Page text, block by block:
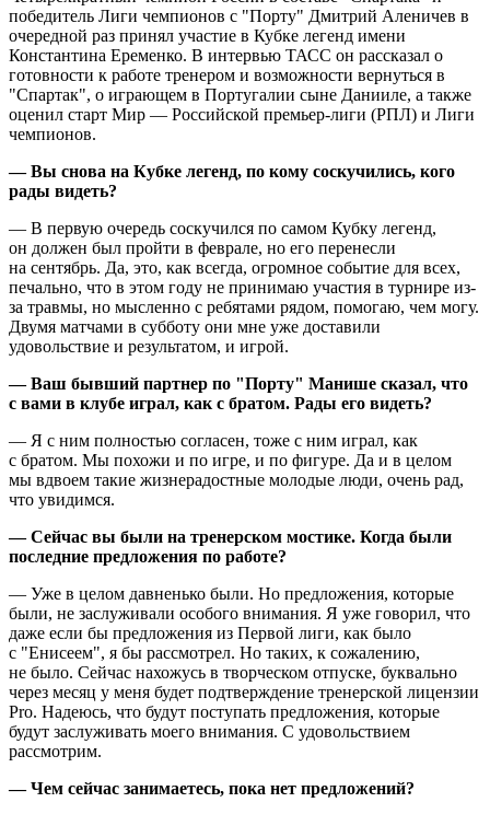
победитель Лиги чемпионов с "Порту" Дмитрий Аленичев в
очередной раз принял участие в Кубке легенд имени
Константина Еременко. В интервью ТАСС он рассказал о
готовности к работе тренером и возможности вернуться в
"Спартак", о играющем в Португалии сыне Данииле, а также
оценил старт Мир — Российской премьер-лиги (РПЛ) и Лиги
чемпионов.
— Вы снова на Кубке легенд, по кому соскучились, кого
рады видеть?
— В первую очередь соскучился по самом Кубку легенд,
он должен был пройти в феврале, но его перенесли
на сентябрь. Да, это, как всегда, огромное событие для всех,
печально, что в этом году не принимаю участия в турнире из-
за травмы, но мысленно с ребятами рядом, помогаю, чем могу.
Двумя матчами в субботу они мне уже доставили
удовольствие и результатом, и игрой.
— Ваш бывший партнер по "Порту" Манише сказал, что
с вами в клубе играл, как с братом. Рады его видеть?
— Я с ним полностью согласен, тоже с ним играл, как
с братом. Мы похожи и по игре, и по фигуре. Да и в целом
мы вдвоем такие жизнерадостные молодые люди, очень рад,
что увидимся.
— Сейчас вы были на тренерском мостике. Когда были
последние предложения по работе?
— Уже в целом давненько были. Но предложения, которые
были, не заслуживали особого внимания. Я уже говорил, что
даже если бы предложения из Первой лиги, как было
с "Енисеем", я бы рассмотрел. Но таких, к сожалению,
не было. Сейчас нахожусь в творческом отпуске, буквально
через месяц у меня будет подтверждение тренерской лицензии
Pro. Надеюсь, что будут поступать предложения, которые
будут заслуживать моего внимания. С удовольствием
рассмотрим.
— Чем сейчас занимаетесь, пока нет предложений?